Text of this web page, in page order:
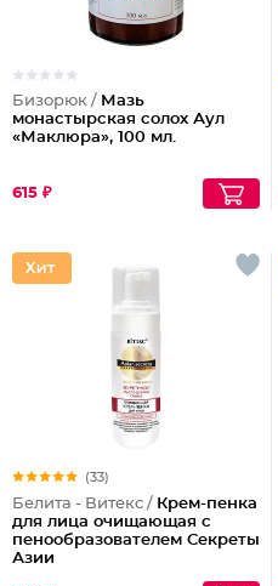
Бизорюк / Мазь
монастырская солох Аул
«Маклюра», 100 мл.
615 ₽
(33)
Белита - Витекс / Крем-пенка
для лица очищающая с
пенообразователем Секреты
Азии